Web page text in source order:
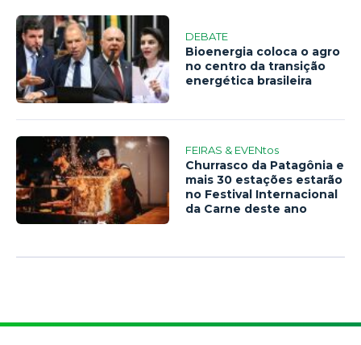
DEBATE
Bioenergia coloca o agro
no centro da transição
energética brasileira
FEIRAS & EVENtos
Churrasco da Patagônia e
mais 30 estações estarão
no Festival Internacional
da Carne deste ano